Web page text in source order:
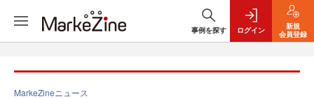
事例を探す ログイン
新規
会員登録
MarkeZineニュース